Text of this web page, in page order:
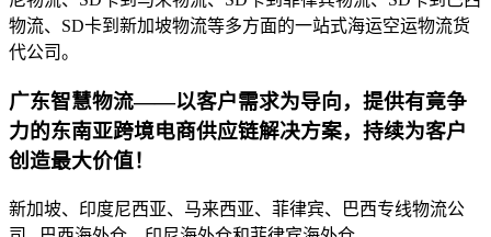
物流、SD卡到新加坡物流等多方面的一站式海运空运物流货
代公司。
广东智慧物流——以客户需求为导向，提供有竟争
力的东南亚跨境电商供应链解决方案，持续为客户
创造最大价值！
新加坡、印度尼西亚、马来西亚、菲律宾、巴西专线物流公